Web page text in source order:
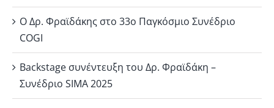
Ο Δρ. Φραϊδάκης στο 33ο Παγκόσμιο Συνέδριο
COGI
Backstage συνέντευξη του Δρ. Φραϊδάκη –
Συνέδριο SIMA 2025